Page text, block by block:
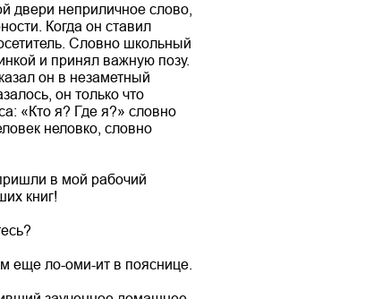
двери неприличное слово,
Когда он ставил
Словно школьный
и принял важную позу.
он в незаметный
он только что
«Кто я? Где я?» словно
неловко, словно
в мой рабочий
книг!
еще ло-оми-ит в пояснице.